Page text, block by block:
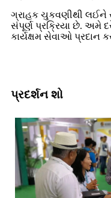
ગ્રાહક ચુકવણીથી લઈને
સંપૂર્ણ પ્રક્રિયા છે. અમે
કાર્યક્ષમ સેવાઓ પ્રદાન
પ્રદર્શન શો